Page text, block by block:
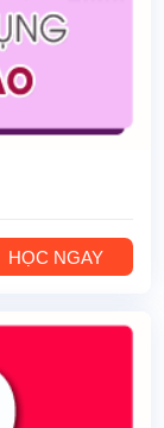
HỌC NGAY